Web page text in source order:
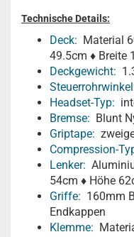
Technische Details:
Deck: Material
49.5cm ♦ Breite
Deckgewicht:
Headset-Typ:
Bremse: Blunt
Griptape:
Compression-
Lenker:
54cm ♦ Höhe
Griffe: 160mm
Endkappen
Klemme: